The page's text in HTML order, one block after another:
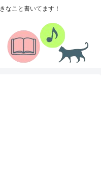
なこと書いてます！